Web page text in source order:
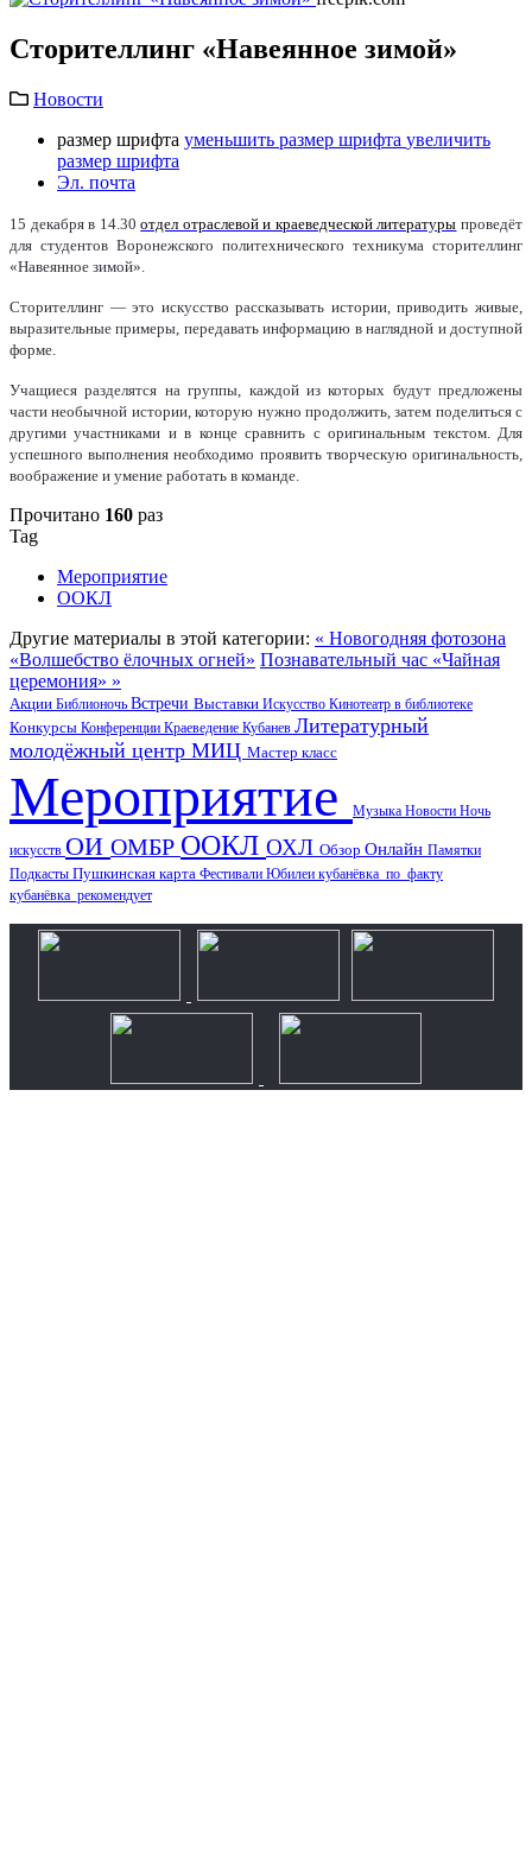
Сторителлинг «Навеянное зимой»
Новости
размер шрифта уменьшить размер шрифта увеличить
размер шрифта
Эл. почта
15 декабря в 14.30отдел отраслевой и краеведческой литературы проведёт
для студентов Воронежского политехнического техникума сторителлинг
«Навеянное зимой».
Сторителлинг —это искусство рассказывать истории, приводить живые,
выразительные примеры, передавать информацию в наглядной и доступной
форме.
Учащиеся разделятся на группы, каждой из которых будут предложены
части необычной истории, которую нужно продолжить, затем поделиться с
другими участниками и в конце сравнить с оригинальным текстом. Для
успешного выполнения необходимо проявить творческую оригинальность,
воображение и умение работать в команде.
Прочитано 160 раз
Tag
Мероприятие
ООКЛ
Другие материалы в этой категории: « Новогодняя фотозона
«Волшебство ёлочных огней» Познавательный час «Чайная
церемония» »
Акции Библионочь Встречи Выставки Искусство Кинотеатр в библиотеке
Конкурсы Конференции Краеведение Кубанев Литературный
молодёжный центр МИЦ Мастер класс
Мероприятие Музыка Новости Ночь
искусств ОИ ОМБР ООКЛ ОХЛ Обзор Онлайн Памятки
Подкасты Пушкинская карта Фестивали Юбилеи кубанёвка_по_факту
кубанёвка_рекомендует